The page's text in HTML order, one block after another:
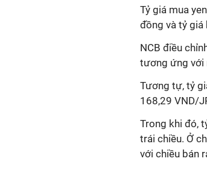
Tỷ giá mua
đồng và tỷ giá
NCB điều
tương ứng với
Tương tự, tỷ
168,29 VND/
Trong khi đó,
trái chiều. Ở
với chiều bán